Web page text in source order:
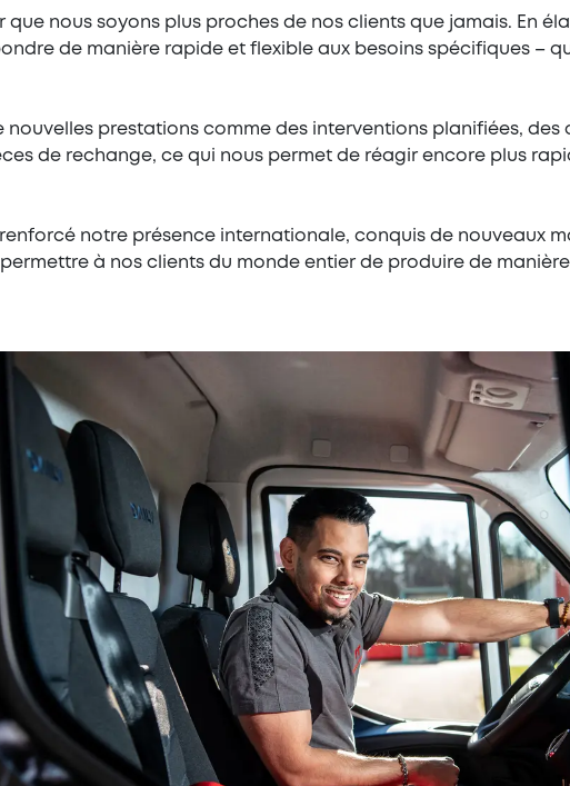
que nous soyons plus proches de nos clients que jamais. En
de manière rapide et flexible aux besoins spécifiques –
nouvelles prestations comme des interventions planifiées,
de rechange, ce qui nous permet de réagir encore plus
notre présence internationale, conquis de nouveaux
à nos clients du monde entier de produire de